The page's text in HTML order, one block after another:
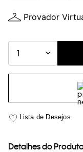
Provador
1
Detalhes do